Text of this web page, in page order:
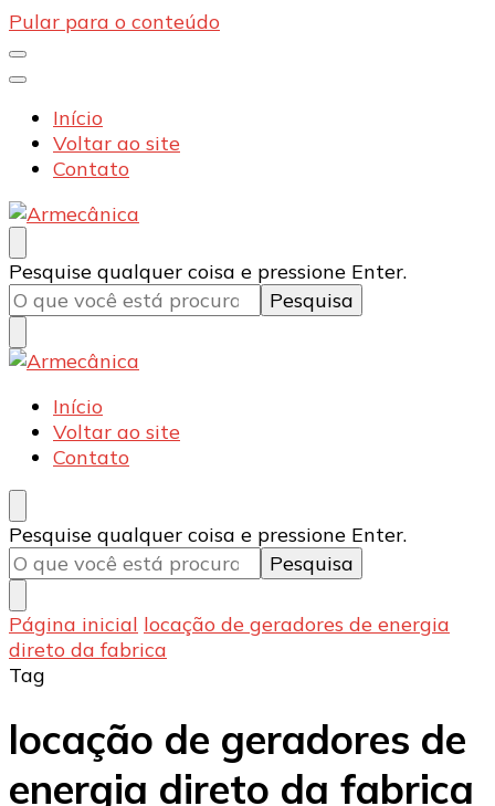
Pular para o conteúdo
Início
Voltar ao site
Contato
Armecânica
Blog
Procurando
algo?
Pesquise qualquer coisa e pressione Enter.
Armecânica
Blog
Início
Voltar ao site
Contato
Procurando
algo?
Pesquise qualquer coisa e pressione Enter.
Página inicial locação de geradores de energia
direto da fabrica
Tag
locação de geradores de
energia direto da fabrica